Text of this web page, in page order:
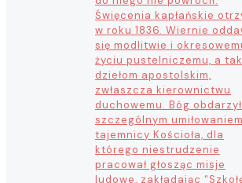
Święcenia kapłańskie
w roku 1836. Wiernie
się modlitwie i
życiu pustelniczemu, a
dziełom apostolskim,
zwłaszcza kierownictwu
duchowemu. Bóg
szczególnym umiłowaniem
tajemnicy Kościoła, dla
którego niestrudzenie
pracował głosząc misje
ludowe, zakładając